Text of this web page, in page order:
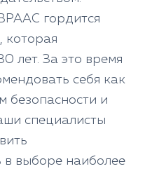
гордится
которая
лет. За это время
себя как
безопасности и
специалисты
выборе наиболее